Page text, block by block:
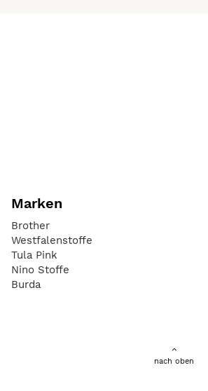
Marken
Brother
Westfalenstoffe
Tula Pink
Nino Stoffe
Burda
nach oben